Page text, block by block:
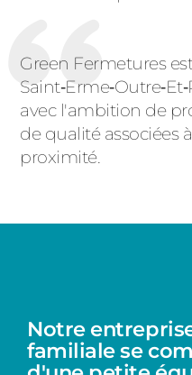
Green Fermetures
avec l'ambition de
de qualité associées
proximité.
Notre
familiale se